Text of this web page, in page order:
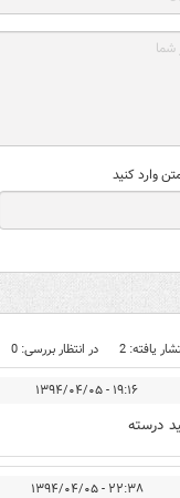
وارد کنید
یافته: 2 در انتظار بررسی: 0
۱۹:۱۶ - ۱۳۹۴/۰۴/۰۵
درسته
۲۲:۳۸ - ۱۳۹۴/۰۴/۰۵